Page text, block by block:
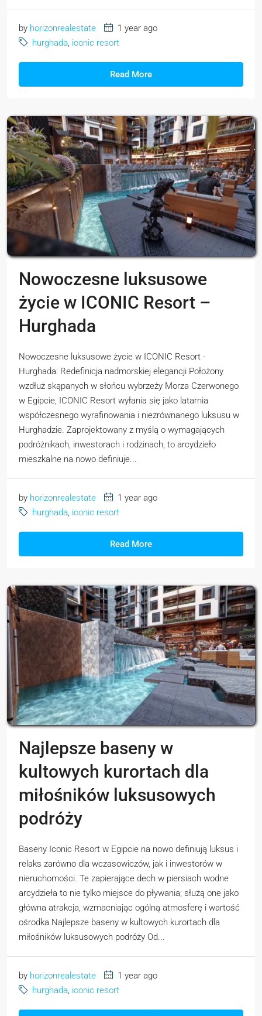
by horizonrealestate
1 year ago
hurghada, iconic resort
Read More
Nowoczesne luksusowe
życie w ICONIC Resort –
Hurghada
Nowoczesne luksusowe życie w ICONIC Resort -
Hurghada: Redefinicja nadmorskiej elegancji Położony
wzdłuż skąpanych w słońcu wybrzeży Morza Czerwonego
w Egipcie, ICONIC Resort wyłania się jako latarnia
współczesnego wyrafinowania i niezrównanego luksusu w
Hurghadzie. Zaprojektowany z myślą o wymagających
podróżnikach, inwestorach i rodzinach, to arcydzieło
mieszkalne na nowo definiuje...
by horizonrealestate
1 year ago
hurghada iconic resort
Read More
Najlepsze baseny w
kultowych kurortach dla
miłośników luksusowych
podróży
Baseny Iconic Resort w Egipcie na nowo definiują luksus i
relaks zarówno dla wczasowiczów, jak i inwestorów w
nieruchomości. Te zapierające dech w piersiach wodne
arcydzieła to nie tylko miejsce do pływania; służą one jako
główna atrakcja, wzmacniając ogólną atmosferę i wartość
ośrodka.Najlepsze baseny w kultowych kurortach dla
miłośników luksusowych podróży Od...
by horizonrealestate
1 year ago
hurghada, iconic resort